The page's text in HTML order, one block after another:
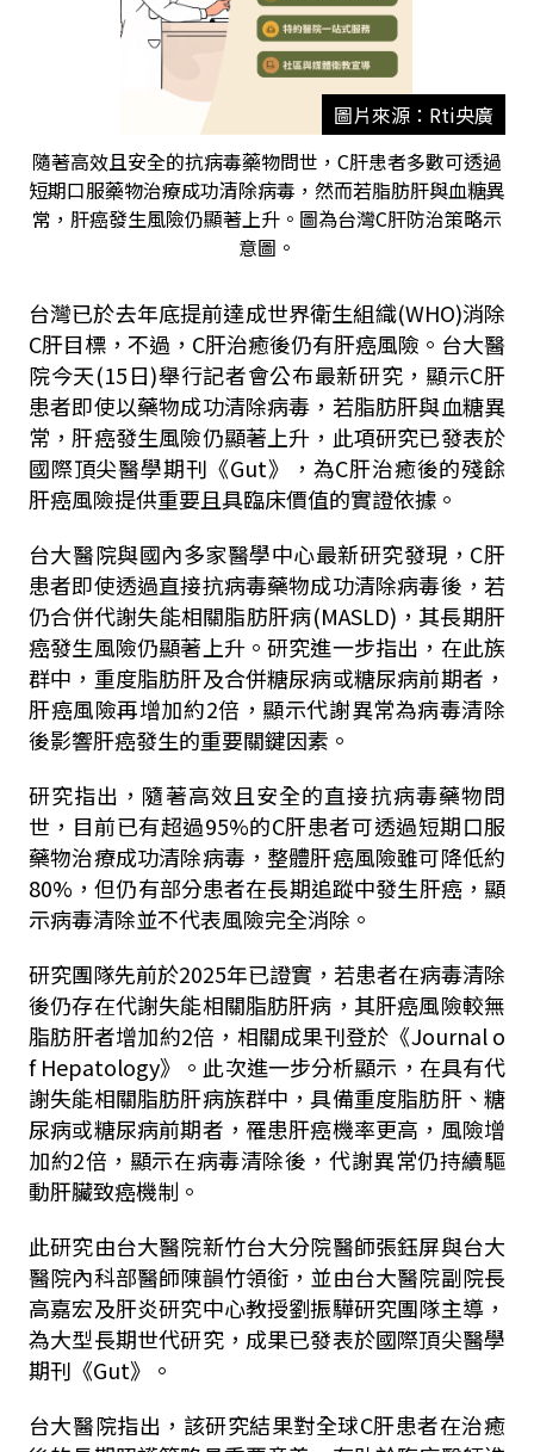
圖片來源：Rti央廣
隨著高效且安全的抗病毒藥物問世，C肝患者多數可透過
短期口服藥物治療成功清除病毒，然而若脂肪肝與血糖異
常，肝癌發生風險仍顯著上升。圖為台灣C肝防治策略示
意圖。
台灣已於去年底提前達成世界衛生組織(WHO)消除
C肝目標，不過，C肝治癒後仍有肝癌風險。台大醫
院今天(15日)舉行記者會公布最新研究，顯示C肝
患者即使以藥物成功清除病毒，若脂肪肝與血糖異
常，肝癌發生風險仍顯著上升，此項研究已發表於
國際頂尖醫學期刊《Gut》，為C肝治癒後的殘餘
肝癌風險提供重要且具臨床價值的實證依據。
台大醫院與國內多家醫學中心最新研究發現，C肝
患者即使透過直接抗病毒藥物成功清除病毒後，若
仍合併代謝失能相關脂肪肝病(MASLD)，其長期肝
癌發生風險仍顯著上升。研究進一步指出，在此族
群中，重度脂肪肝及合併糖尿病或糖尿病前期者，
肝癌風險再增加約2倍，顯示代謝異常為病毒清除
後影響肝癌發生的重要關鍵因素。
研究指出，隨著高效且安全的直接抗病毒藥物問
世，目前已有超過95%的C肝患者可透過短期口服
藥物治療成功清除病毒，整體肝癌風險雖可降低約
80%，但仍有部分患者在長期追蹤中發生肝癌，顯
示病毒清除並不代表風險完全消除。
研究團隊先前於2025年已證實，若患者在病毒清除
後仍存在代謝失能相關脂肪肝病，其肝癌風險較無
脂肪肝者增加約2倍，相關成果刊登於《Journal o
f Hepatology》。此次進一步分析顯示，在具有代
謝失能相關脂肪肝病族群中，具備重度脂肪肝、糖
尿病或糖尿病前期者，罹患肝癌機率更高，風險增
加約2倍，顯示在病毒清除後，代謝異常仍持續驅
動肝臟致癌機制。
此研究由台大醫院新竹台大分院醫師張鈺屏與台大
醫院內科部醫師陳韻竹領銜，並由台大醫院副院長
高嘉宏及肝炎研究中心教授劉振驊研究團隊主導，
為大型長期世代研究，成果已發表於國際頂尖醫學
期刊《Gut》。
台大醫院指出，該研究結果對全球C肝患者在治癒